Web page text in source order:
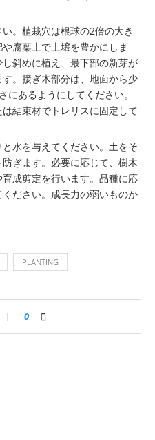
。植栽穴は根球の2倍の大き
腐葉土で土壌を豊かにしま
斜めに植え、最下部の新芽が
。接ぎ木部分は、地面から少
にあるようにしてください。
結束材でトレリスに固定して
水を与えてください。土をそ
ぎます。必要に応じて、樹木
成剪定を行います。品種に応
ださい。成長力の弱いものか
PLANTING
0